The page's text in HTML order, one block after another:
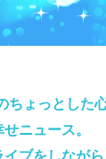
ょっとし
ニュース。